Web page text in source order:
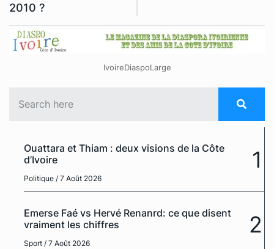
2010 ?
IvoireDiaspoLarge
Ouattara et Thiam : deux visions de la Côte
d’Ivoire
Politique / 7 Août 2026
1
Emerse Faé vs Hervé Renanrd: ce que disent
vraiment les chiffres
Sport / 7 Août 2026
2